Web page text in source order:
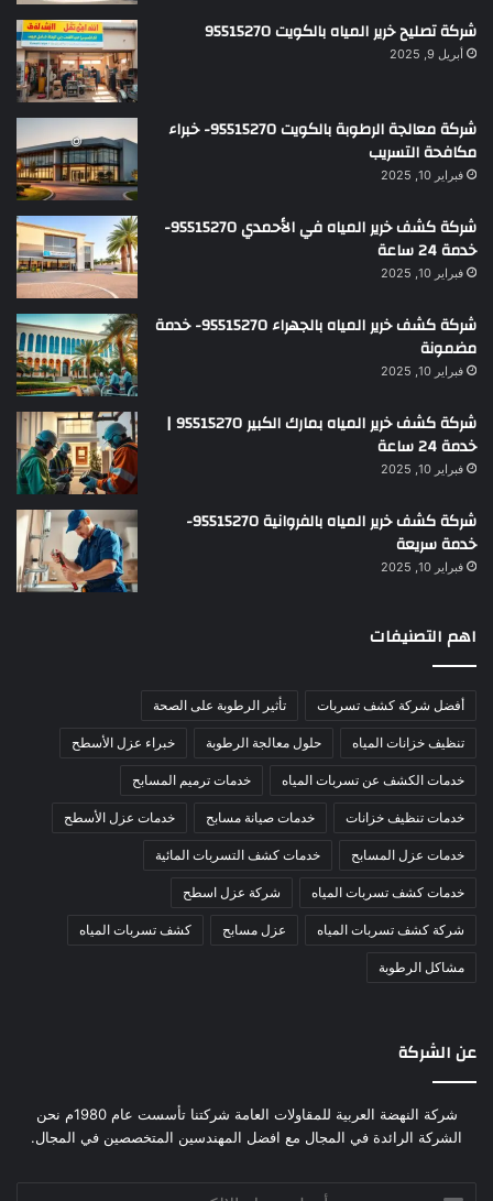
شركة تصليح خرير المياه بالكويت 95515270
أبريل 9, 2025
شركة معالجة الرطوبة بالكويت 95515270- خبراء
مكافحة التسريب
فبراير 10, 2025
شركة كشف خرير المياه في الأحمدي 95515270-
خدمة 24 ساعة
فبراير 10, 2025
شركة كشف خرير المياه بالجهراء 95515270- خدمة
مضمونة
فبراير 10, 2025
شركة كشف خرير المياه بمارك الكبير 95515270 |
خدمة 24 ساعة
فبراير 10, 2025
شركة كشف خرير المياه بالفروانية 95515270-
خدمة سريعة
فبراير 10, 2025
اهم التصنيفات
أفضل شركة كشف تسربات تأثير الرطوبة على الصحة
تنظيف خزانات المياه حلول معالجة الرطوبة خبراء عزل الأسطح
خدمات الكشف عن تسربات المياه خدمات ترميم المسابح
خدمات تنظيف خزانات خدمات صيانة مسابح خدمات عزل الأسطح
خدمات عزل المسابح خدمات كشف التسربات المائية
خدمات كشف تسربات المياه شركة عزل اسطح
شركة كشف تسربات المياه عزل مسابح كشف تسربات المياه
مشاكل الرطوبة
عن الشركة
شركة النهضة العربية للمقاولات العامة شركتنا تأسست عام 1980م نحن
الشركة الرائدة في المجال مع افضل المهندسين المتخصصين في المجال.